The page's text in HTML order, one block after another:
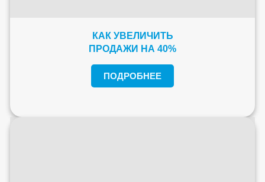
КАК УВЕЛИЧИТЬ
ПРОДАЖИ НА 40%
ПОДРОБНЕЕ